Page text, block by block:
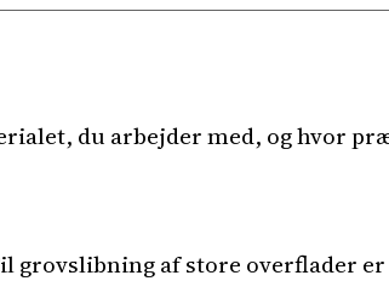
du arbejder med, og hvor
af store overflader